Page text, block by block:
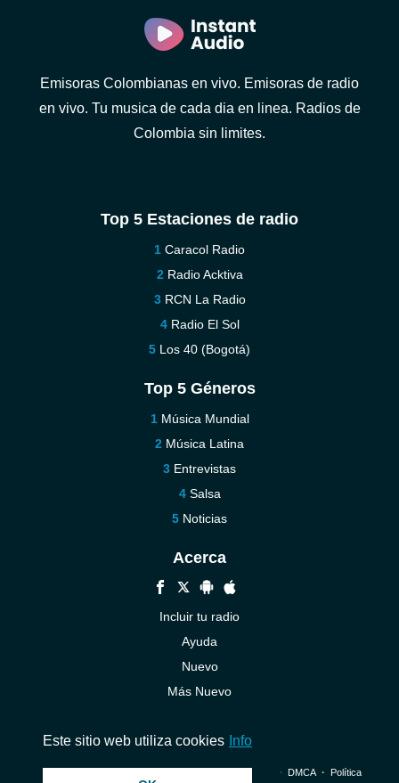
Emisoras Colombianas en vivo. Emisoras de radio
en vivo. Tu musica de cada dia en linea. Radios de
Colombia sin limites.
Top 5 Estaciones de radio
Caracol Radio
Radio Acktiva
RCN La Radio
Radio El Sol
Los 40 (Bogotá)
Top 5 Géneros
Música Mundial
Música Latina
Entrevistas
Salsa
Noticias
Acerca
Incluir tu radio
Ayuda
Nuevo
Más Nuevo
© 2026 InstantAudio. Reservados todos los derechos. ・ DMCA・ Política
Este sitio web utiliza cookies Info